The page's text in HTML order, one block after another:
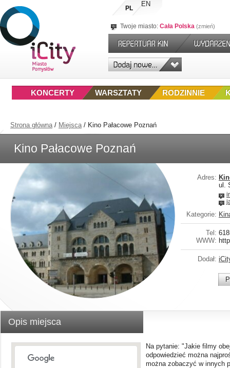
PL
EN
Twoje miasto: Cała Polska zmień
RODZINNIE
WARSZTATY
KONCERTY
Strona główna/ Miejsca/ Kino Pałacowe Poznań
Kino Pałacowe Poznań
Adres:
ul.
Kategorie:
Tel:
WWW:
Dodał:
Opis miejsca
Na pytanie: "Jakie filmy
odpowiedzieć można
można zobaczyć w innych